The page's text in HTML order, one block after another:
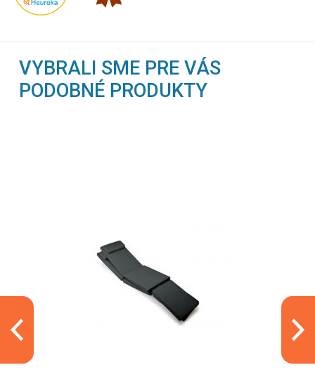
VYBRALI SME PRE VÁS
PODOBNÉ PRODUKTY